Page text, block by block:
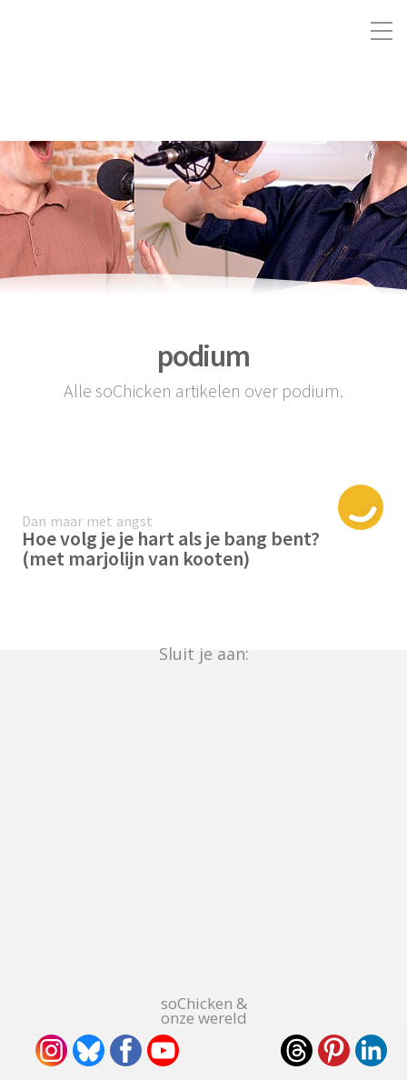
podium
Alle soChicken artikelen over podium.
Dan maar met angst
Hoe volg je je hart als je bang bent?
(met marjolijn van kooten)
Sluit je aan:
soChicken &
onze wereld